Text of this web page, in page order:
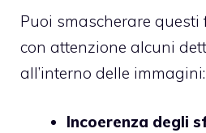
Puoi smascherare
con attenzione alcuni
all’interno delle immagini:
Incoerenza degli